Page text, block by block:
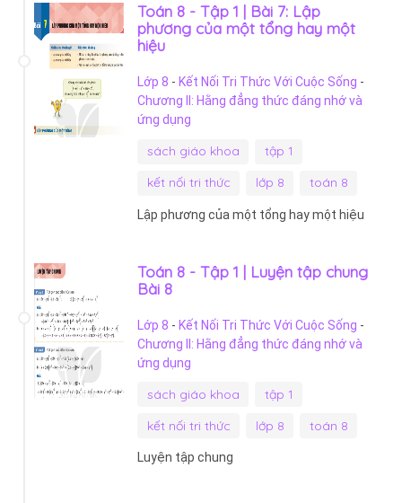
Toán 8 - Tập 1 | Bài 7: Lập
phương của một tổng hay một
hiệu
Lớp 8 - Kết Nối Tri Thức Với Cuộc Sống -
Chương II: Hằng đẳng thức đáng nhớ và
ứng dụng
sách giáo khoa
tập 1
kết nối tri thức
lớp 8 toán 8
Lập phương của một tổng hay một hiệu
Toán 8 - Tập 1 | Luyện tập chung
Bài 8
Lớp 8 - Kết Nối Tri Thức Với Cuộc Sống -
Chương II: Hằng đẳng thức đáng nhớ và
ứng dụng
sách giáo khoa
tập 1
kết nối tri thức
lớp 8 toán 8
Luyện tập chung